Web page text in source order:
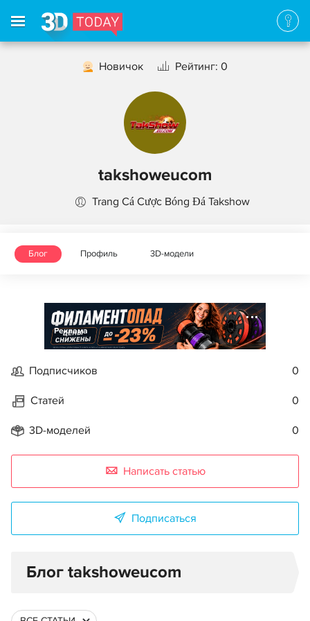
Новичок Рейтинг: 0
takshoweucom
Trang Cá Cược Bóng Đá Takshow
Блог Профиль 3D-модели
Реклама
Подписчиков 0
Статей 0
3D-моделей 0
Написать статью
Подписаться
Блог takshoweucom